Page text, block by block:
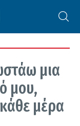
μια
μου,
μέρα